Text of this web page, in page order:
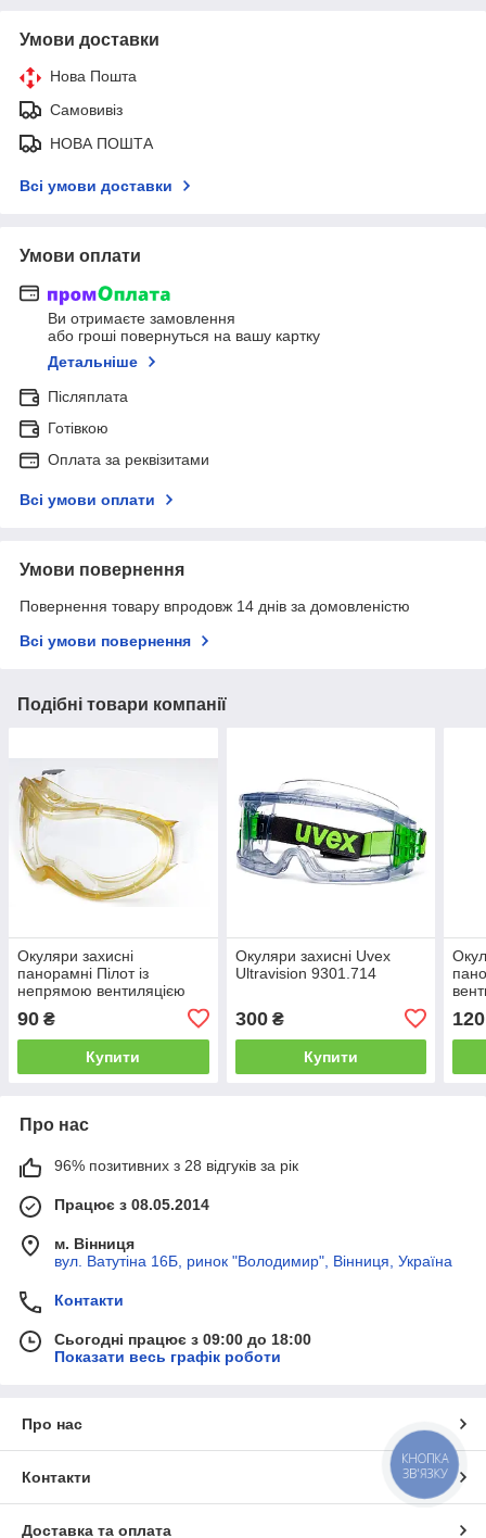
Умови доставки
Нова Пошта
Самовивіз
НОВА ПОШТА
Всі умови доставки
Умови оплати
Ви отримаєте замовлення
або гроші повернуться на вашу картку
Детальніше
Післяплата
Готівкою
Оплата за реквізитами
Всі умови оплати
Умови повернення
Повернення товару впродовж 14 днів за домовленістю
Всі умови повернення
Подібні товари компанії
Окуляри захисні
панорамні Пілот із
непрямою вентиляцією
90 ₴
Купити
Окуляри захисні Uvex
Ultravision 9301.714
300₴
Купити
120
Про нас
96% позитивних з 28 відгуків за рік
Працює з 08.05.2014
м. Вінниця
вул. Ватутіна 16Б, ринок "Володимир", Вінниця, Україна
Контакти
Сьогодні працює з 09:00 до 18:00
Показати весь графік роботи
Про нас
Контакти
Доставка та оплата
КНОПКА
ЗВ'ЯЗКУ